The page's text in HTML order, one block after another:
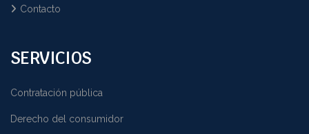
Contacto
SERVICIOS
Contratación pública
Derecho del consumidor